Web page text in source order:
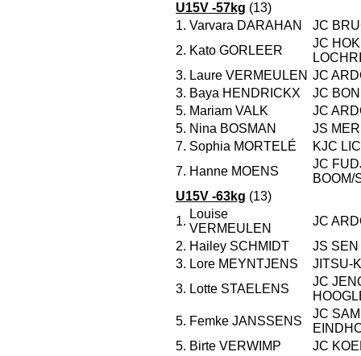
U15V -57kg (13)
1. Varvara DARAHAN
JC
2. Kato GORLEER
JC
3. Laure VERMEULEN JC
3. Baya HENDRICKX
JC
5. Mariam VALK
JC
5. Nina BOSMAN
JS
7. Sophia MORTELÉ
KJC
7. Hanne MOENS
JC
BOOM/
U15V -63kg (13)
1.
Louise
VERMEULEN
JC
2. Hailey SCHMIDT
JS
3. Lore MEYNTJENS
JITSU-
3. Lotte STAELENS
JC
5. Femke JANSSENS
JC
5. Birte VERWIMP
JC